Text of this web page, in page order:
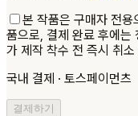
본 작품은 구매자 전용
품으로, 결제 완료 후에는
가 제작 착수 전 즉시 취
국내 결제 · 토스페이먼츠
결제하기